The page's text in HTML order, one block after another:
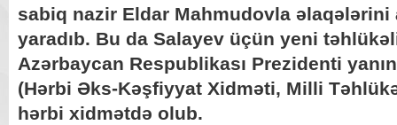
sabiq nazir Eldar Mahmudovla əlaqələrini
yaradıb. Bu da Salayev üçün yeni
Azərbaycan Respublikası Prezidenti
(Hərbi Əks-Kəşfiyyat Xidməti, Milli
hərbi xidmətdə olub.